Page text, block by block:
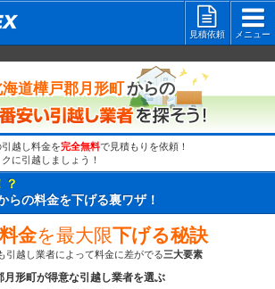
見積依頼
メニュー
道樺戸郡月形町からの
越し料金を完全無料で見積もりを依頼！
に引越しましょう！
？
らの料金を下げる裏ワザ！
金を最大限下げる秘訣
引越し業者によって料金に差がでる三大要素
月形町が得意な引越し業者を選ぶ